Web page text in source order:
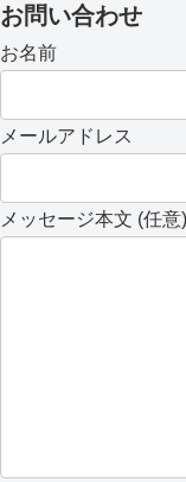
お問い合わせ
お名前
メールアドレス
メッセージ本文 (任意)